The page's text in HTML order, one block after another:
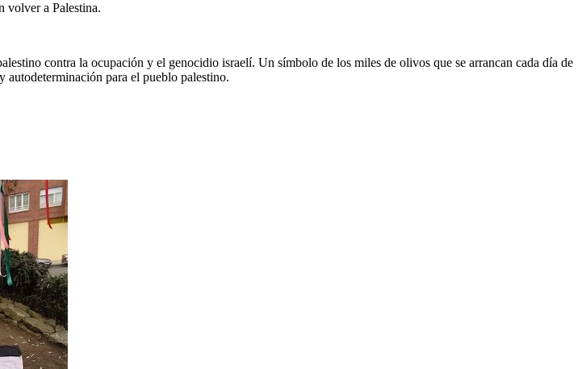
volver a Palestina.
contra la ocupación y el genocidio israelí. Un símbolo de los miles de olivos que se arrancan cada día de
autodeterminación para el pueblo palestino.